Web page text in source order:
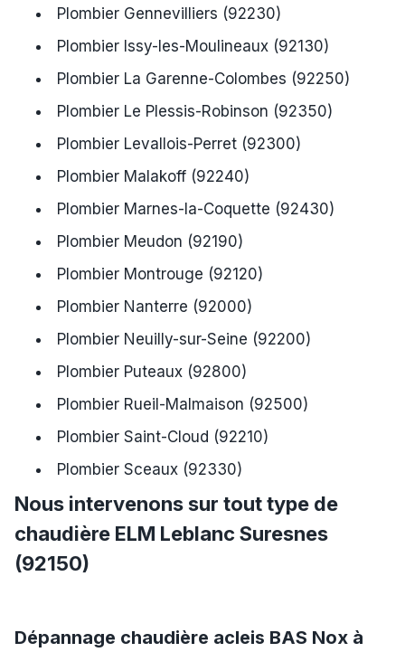
Plombier Gennevilliers (92230)
Plombier Issy-les-Moulineaux (92130)
Plombier La Garenne-Colombes (92250)
Plombier Le Plessis-Robinson (92350)
Plombier Levallois-Perret (92300)
Plombier Malakoff (92240)
Plombier Marnes-la-Coquette (92430)
Plombier Meudon (92190)
Plombier Montrouge (92120)
Plombier Nanterre (92000)
Plombier Neuilly-sur-Seine (92200)
Plombier Puteaux (92800)
Plombier Rueil-Malmaison (92500)
Plombier Saint-Cloud (92210)
Plombier Sceaux (92330)
Nous intervenons sur tout type de
chaudière ELM Leblanc Suresnes
(92150)
Dépannage chaudière acleis BAS Nox à